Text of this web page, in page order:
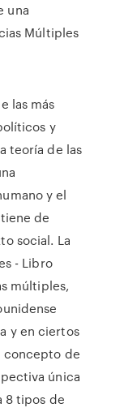
una
Múltiples
las más
y
teoría de las
y el
de
social. La
- Libro
múltiples,
y en ciertos
concepto de
única
8 tipos de